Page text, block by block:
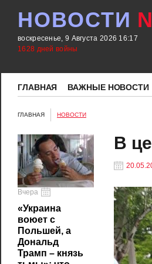
НОВОСТИ N
воскресенье, 9 Августа 2026 16:17
1628 дней войны
ГЛАВНАЯ ВАЖНЫЕ НОВОСТИ
ГЛАВНАЯ НОВОСТИ
Вчера
«Украина
воюет с
Польшей, а
Дональд
Трамп – князь
В